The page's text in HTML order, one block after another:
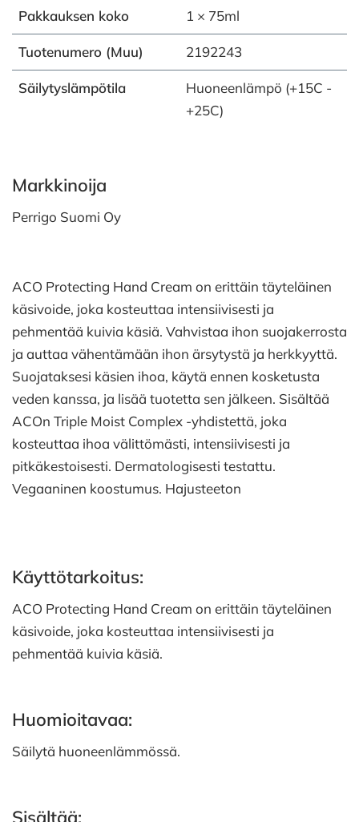
Pakkauksen koko 1 × 75ml
Tuotenumero (Muu) 2192243
Säilytyslämpötila
Huoneenlämpö (+15C -
+25C)
Markkinoija
Perrigo Suomi Oy
ACO Protecting Hand Cream on erittäin täyteläinen
käsivoide, joka kosteuttaa intensiivisesti ja
pehmentää kuivia käsiä. Vahvistaa ihon suojakerrosta
ja auttaa vähentämään ihon ärsytystä ja herkkyyttä.
Suojataksesi käsien ihoa, käytä ennen kosketusta
veden kanssa, ja lisää tuotetta sen jälkeen. Sisältää
ACOn Triple Moist Complex -yhdistettä, joka
kosteuttaa ihoa välittömästi, intensiivisesti ja
pitkäkestoisesti. Dermatologisesti testattu.
Vegaaninen koostumus. Hajusteeton
Käyttötarkoitus:
ACO Protecting Hand Cream on erittäin täyteläinen
käsivoide, joka kosteuttaa intensiivisesti ja
pehmentää kuivia käsiä.
Huomioitavaa:
Säilytä huoneenlämmössä.
Sisältää: